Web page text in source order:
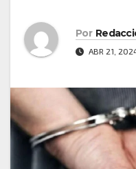
Por
ABR 21,